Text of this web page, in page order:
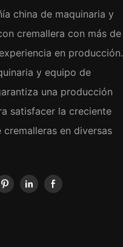
china de maquinaria y
cremallera con más de
en producción.
y equipo de
una producción
satisfacer la creciente
cremalleras en diversas